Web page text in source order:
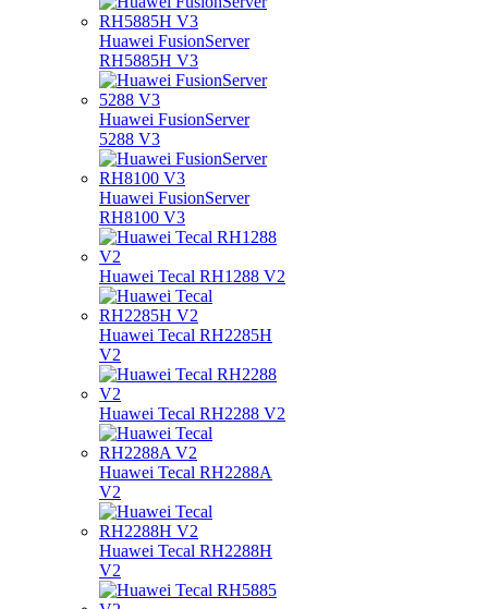
Huawei FusionServer
RH5885H V3
Huawei FusionServer
5288 V3
Huawei FusionServer
RH8100 V3
Huawei Tecal RH1288 V2
Huawei Tecal RH2285H
V2
Huawei Tecal RH2288 V2
Huawei Tecal RH2288A
V2
Huawei Tecal RH2288H
V2